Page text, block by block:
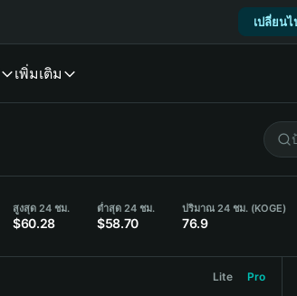
เปลี่ยน
เพิ่มเติม
สูงสุด 24 ชม.
$60.28
ต่ำสุด 24 ชม.
$58.70
ปริมาณ 24 ชม. (KOGE)
76.9
Lite Pro